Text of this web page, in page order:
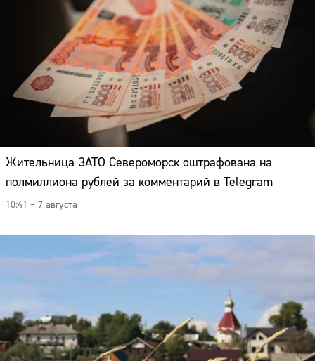
Жительница ЗАТО Североморск оштрафована на
полмиллиона рублей за комментарий в Telegram
10:41 – 7 августа